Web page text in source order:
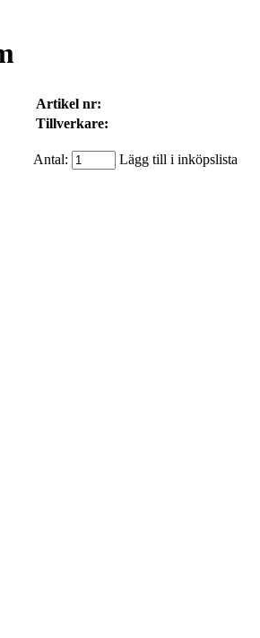
Artikel nr:
Tillverkare:
Antal: Lägg till i inköpslista